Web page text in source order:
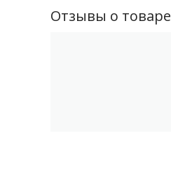
Отзывы о товаре